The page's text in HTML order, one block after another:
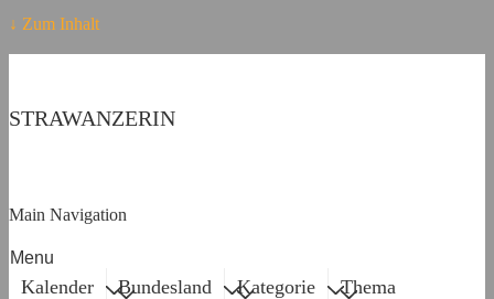
↓ Zum Inhalt
STRAWANZERIN
Main Navigation
Menu
Kalender Bundesland Kategorie
Thema